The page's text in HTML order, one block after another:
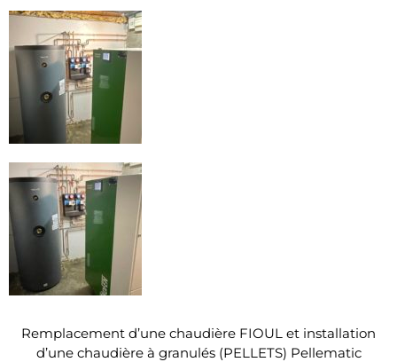
Remplacement d’une chaudière FIOUL et installation
d’une chaudière à granulés (PELLETS) Pellematic